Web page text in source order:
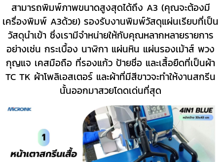
สามารถพิมพ์ภาพขนาดสูงสุดได้ถึง A3 (คุณจะต้องมี
เครื่องพิมพ์ A3ด้วย) รองรับงานพิมพ์วัสดุแผ่นเรียบที่เป็น
วัสดุนำเข้า ซึ่งเรามีจำหน่ายให้กับคุณหลากหลายรายการ
อย่างเช่น กระเบื้อง นาฬิกา แผ่นหิน แผ่นรองเม้าส์ พวง
กุญแจ เคสมือถือ ที่รองแก้ว ป้ายชื่อ และเสื้อยืดที่เป็นผ้า
TC TK ผ้าโพลิเอสเตอร์ และผ้าที่มีสีขาวจะทำให้งานสกรีน
นั้นออกมาสวยโดดเด่นที่สุด